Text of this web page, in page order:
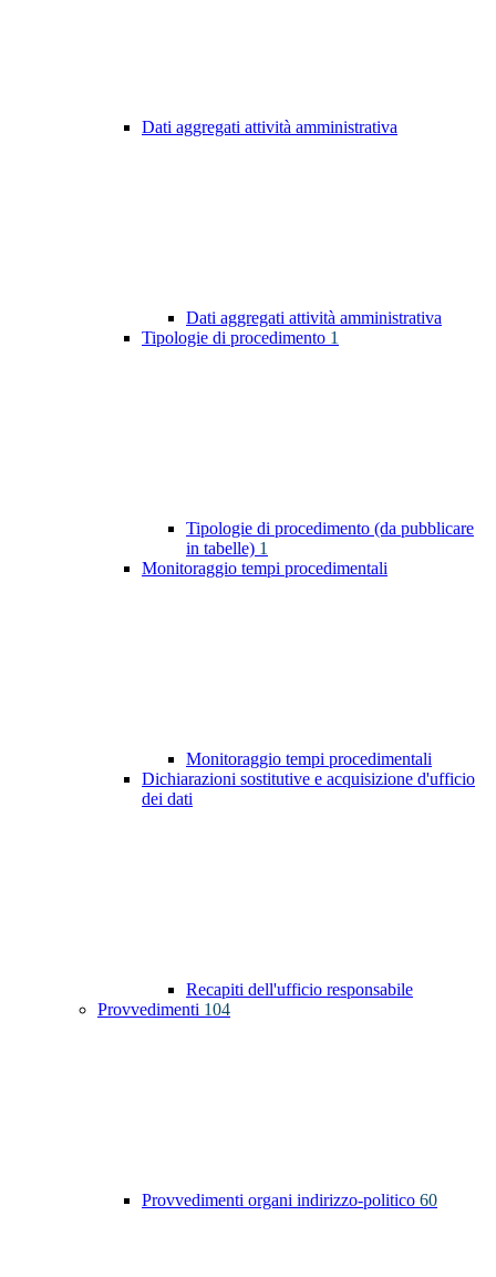
Dati aggregati attività amministrativa
Dati aggregati attività amministrativa
Tipologie di procedimento 1
Tipologie di procedimento (da pubblicare
in tabelle) 1
Monitoraggio tempi procedimentali
Monitoraggio tempi procedimentali
Dichiarazioni sostitutive e acquisizione d'ufficio
dei dati
Recapiti dell'ufficio responsabile
Provvedimenti 104
Provvedimenti organi indirizzo-politico 60